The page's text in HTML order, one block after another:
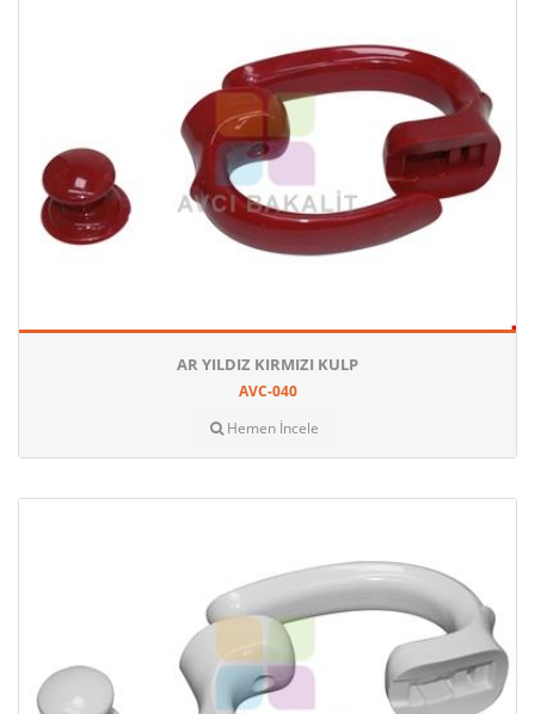
AR YILDIZ KIRMIZI KULP
AVC-040
Hemen İncele